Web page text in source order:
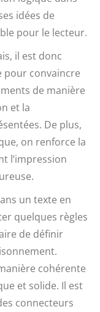
idées de
pour le lecteur.
il est donc
pour convaincre
de manière
et la
De plus,
on renforce la
l’impression
un texte en
quelques règles
de définir
cohérente
et solide. Il est
connecteurs